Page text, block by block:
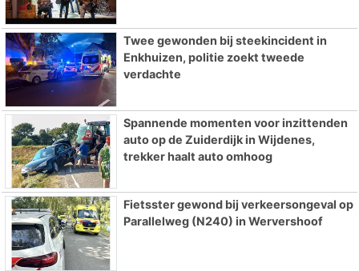
Twee gewonden bij steekincident in
Enkhuizen, politie zoekt tweede
verdachte
Spannende momenten voor inzittenden
auto op de Zuiderdijk in Wijdenes,
trekker haalt auto omhoog
Fietsster gewond bij verkeersongeval op
Parallelweg (N240) in Wervershoof